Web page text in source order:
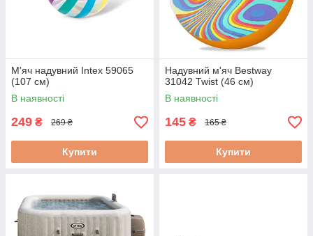
М'яч надувний Intex 59065
(107 см)
В наявності
249 ₴ 269 ₴
Купити
Надувний м'яч Bestway
31042 Twist (46 см)
В наявності
145 ₴ 165 ₴
Купити